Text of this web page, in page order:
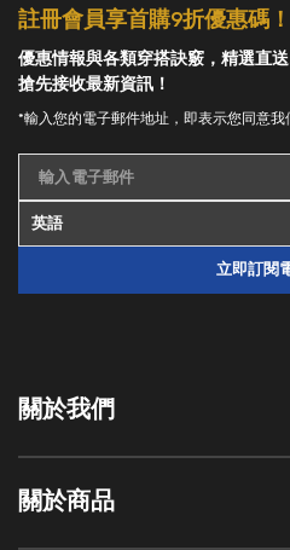
關於我們
關於商品
註冊會員享首購9折優惠碼！
優惠情報與各類穿搭訣竅，精選直送
搶先接收最新資訊！
*輸入您的電子郵件地址，即表示您同意我
輸入電子郵件
立即訂閱